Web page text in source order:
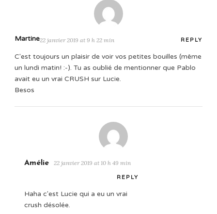
Martine22 janvier 2019 at 9 h 22 min REPLY
C'est toujours un plaisir de voir vos petites bouilles (même
un lundi matin! :-). Tu as oublié de mentionner que Pablo
avait eu un vrai CRUSH sur Lucie.
Besos
Amélie 22 janvier 2019 at 10 h 49 min
REPLY
Haha c'est Lucie qui a eu un vrai
crush désolée.